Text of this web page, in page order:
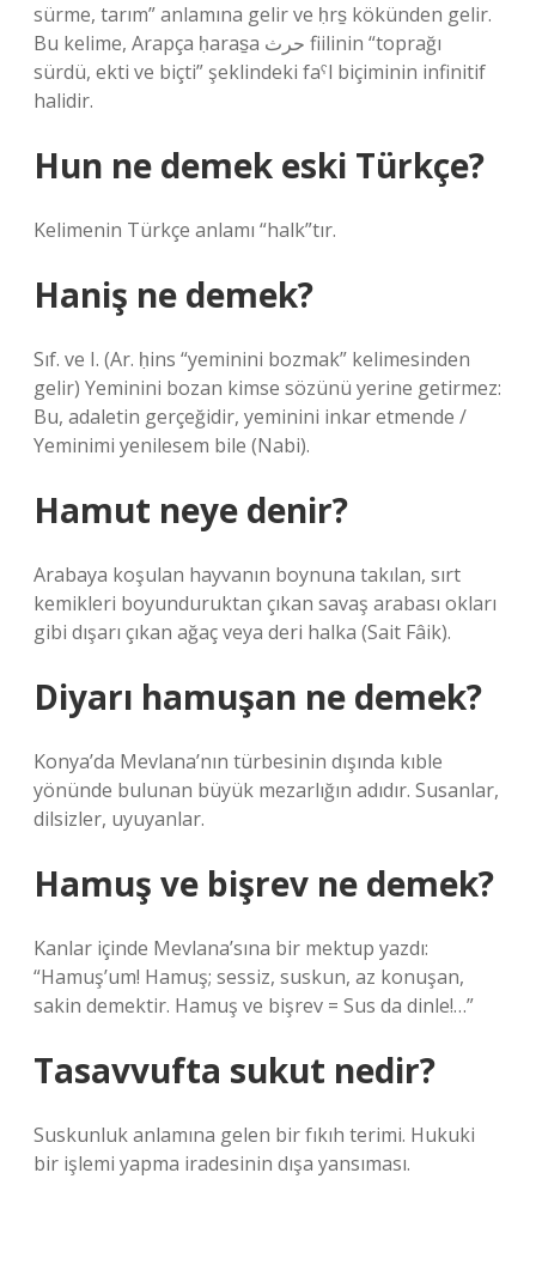
sürme, tarım” anlamına gelir ve ḥrs̠ kökünden gelir.
Bu kelime, Arapça ḥaras̠a حرث fiilinin “toprağı
sürdü, ekti ve biçti” şeklindeki faˁl biçiminin infinitif
halidir.
Hun ne demek eski Türkçe?
Kelimenin Türkçe anlamı “halk”tır.
Haniş ne demek?
Sıf. ve I. (Ar. ḥins “yeminini bozmak” kelimesinden
gelir) Yeminini bozan kimse sözünü yerine getirmez:
Bu, adaletin gerçeğidir, yeminini inkar etmende /
Yeminimi yenilesem bile (Nabi).
Hamut neye denir?
Arabaya koşulan hayvanın boynuna takılan, sırt
kemikleri boyunduruktan çıkan savaş arabası okları
gibi dışarı çıkan ağaç veya deri halka (Sait Fâik).
Diyarı hamuşan ne demek?
Konya’da Mevlana’nın türbesinin dışında kıble
yönünde bulunan büyük mezarlığın adıdır. Susanlar,
dilsizler, uyuyanlar.
Hamuş ve bişrev ne demek?
Kanlar içinde Mevlana’sına bir mektup yazdı:
“Hamuş’um! Hamuş; sessiz, suskun, az konuşan,
sakin demektir. Hamuş ve bişrev = Sus da dinle!…”
Tasavvufta sukut nedir?
Suskunluk anlamına gelen bir fıkıh terimi. Hukuki
bir işlemi yapma iradesinin dışa yansıması.